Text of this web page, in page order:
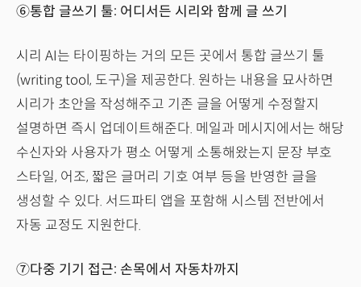
⑥통합 글쓰기 툴: 어디서든 시리와 함께 글 쓰기
시리 AI는 타이핑하는 거의 모든 곳에서 통합 글쓰기 툴
(writing tool, 도구)을 제공한다. 원하는 내용을 묘사하면
시리가 초안을 작성해주고 기존 글을 어떻게 수정할지
설명하면 즉시 업데이트해준다. 메일과 메시지에서는 해당
수신자와 사용자가 평소 어떻게 소통해왔는지 문장 부호
스타일, 어조, 짧은 글머리 기호 여부 등을 반영한 글을
생성할 수 있다. 서드파티 앱을 포함해 시스템 전반에서
자동 교정도 지원한다.
⑦다중 기기 접근: 손목에서 자동차까지